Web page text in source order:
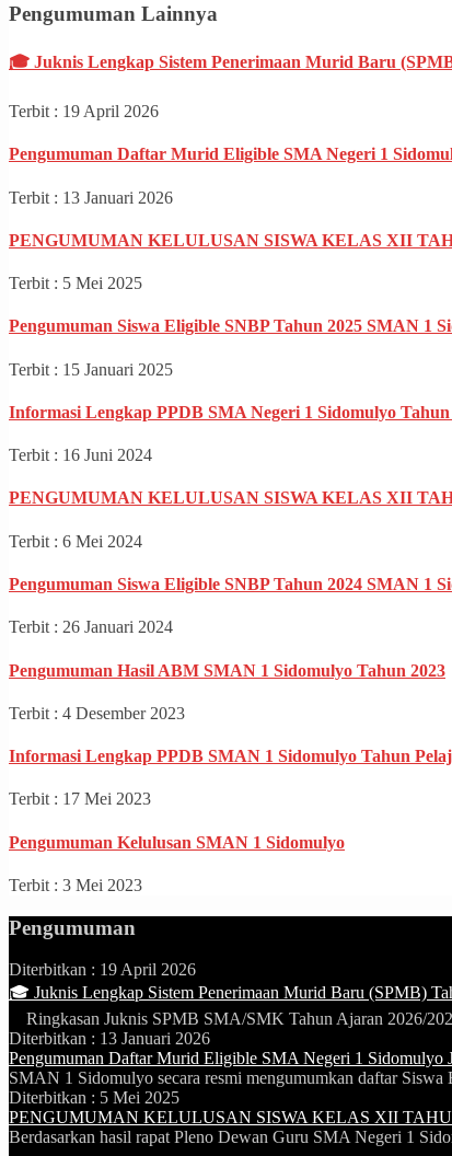
Pengumuman Lainnya
🎓 Juknis Lengkap Sistem Penerimaan Murid Baru
Terbit : 19 April 2026
Pengumuman Daftar Murid Eligible SMA Negeri 1
Terbit : 13 Januari 2026
PENGUMUMAN KELULUSAN SISWA KELAS XII
Terbit : 5 Mei 2025
Pengumuman Siswa Eligible SNBP Tahun 2025 SMAN 1
Terbit : 15 Januari 2025
Informasi Lengkap PPDB SMA Negeri 1 Sidomulyo
Terbit : 16 Juni 2024
PENGUMUMAN KELULUSAN SISWA KELAS XII
Terbit : 6 Mei 2024
Pengumuman Siswa Eligible SNBP Tahun 2024 SMAN 1
Terbit : 26 Januari 2024
Pengumuman Hasil ABM SMAN 1 Sidomulyo Tahun 2023
Terbit : 4 Desember 2023
Informasi Lengkap PPDB SMAN 1 Sidomulyo Tahun
Terbit : 17 Mei 2023
Pengumuman Kelulusan SMAN 1 Sidomulyo
Terbit : 3 Mei 2023
Pengumuman
Diterbitkan : 19 April 2026
🎓 Juknis Lengkap Sistem Penerimaan Murid Baru (SPMB)
Ringkasan Juknis SPMB SMA/SMK Tahun Ajaran 2026/
Diterbitkan : 13 Januari 2026
Pengumuman Daftar Murid Eligible SMA Negeri 1 Sidomulyo
SMAN 1 Sidomulyo secara resmi mengumumkan daftar
Diterbitkan : 5 Mei 2025
PENGUMUMAN KELULUSAN SISWA KELAS XII
Berdasarkan hasil rapat Pleno Dewan Guru SMA Negeri 1